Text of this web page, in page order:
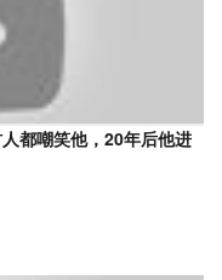
都嘲笑他，20年后他进